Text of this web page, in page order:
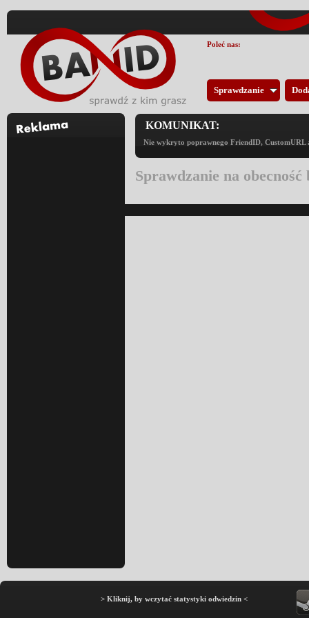
Sprawdzanie
KOMUNIKAT:
Nie wykryto poprawnego FriendID,
Sprawdzanie na
> Kliknij, by wczytać statystyki odwiedzin <
Poleć nas: